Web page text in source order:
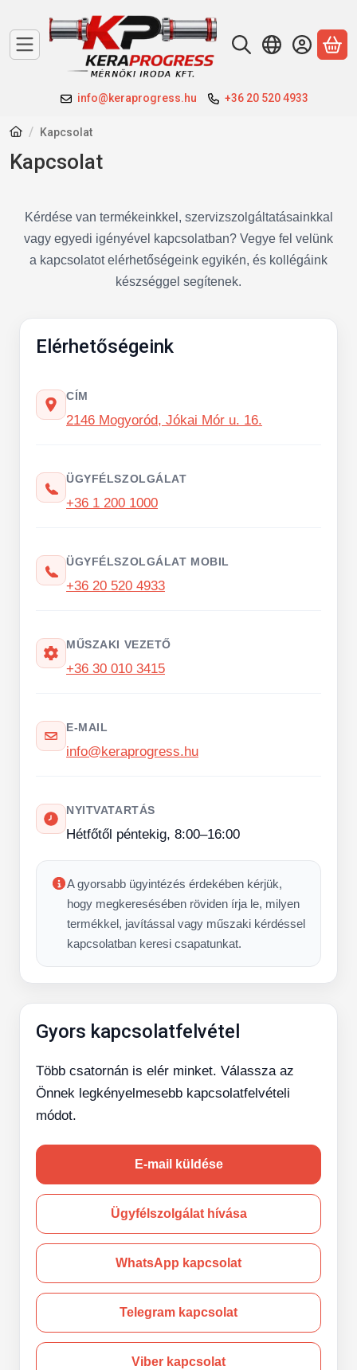
info@keraprogress.hu +36 20 520 4933
A
Kapcsolat
Kapcsolat
Kérdése van termékeinkkel, szervizszolgáltatásainkkal
vagy egyedi igényével kapcsolatban? Vegye fel velünk
a kapcsolatot elérhetőségeink egyikén, és kollégáink
készséggel segítenek.
Elérhetőségeink
CÍM
2146 Mogyoród, Jókai Mór u. 16.
ÜGYFÉLSZOLGÁLAT
+36 1 200 1000
ÜGYFÉLSZOLGÁLAT MOBIL
+36 20 520 4933
MŰSZAKI VEZETŐ
+36 30 010 3415
E-MAIL
info@keraprogress.hu
NYITVATARTÁS
Hétfőtől péntekig, 8:00–16:00
A gyorsabb ügyintézés érdekében kérjük,
hogy megkeresésében röviden írja le, milyen
termékkel, javítással vagy műszaki kérdéssel
kapcsolatban keresi csapatunkat.
Gyors kapcsolatfelvétel
Több csatornán is elér minket. Válassza az
Önnek legkényelmesebb kapcsolatfelvételi
módot.
E-mail küldése
Ügyfélszolgálat hívása
WhatsApp kapcsolat
Telegram kapcsolat
Viber kapcsolat